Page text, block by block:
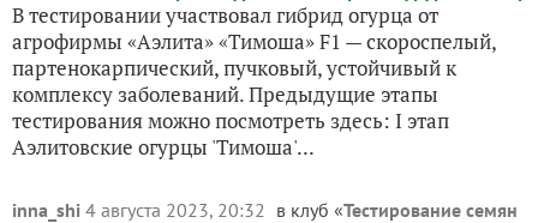
В тестировании участвовал гибрид огурца от
агрофирмы «Аэлита» «Тимоша» F1 — скороспелый,
партенокарпический, пучковый, устойчивый к
комплексу заболеваний. Предыдущие этапы
тестирования можно посмотреть здесь: I этап
Аэлитовские огурцы 'Тимоша'...
inna_shi 4 августа 2023, 20:32 в клуб «Тестирование семян